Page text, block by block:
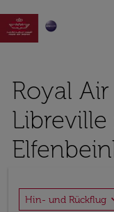

Royal
Libreville
Hin- und Rückflug